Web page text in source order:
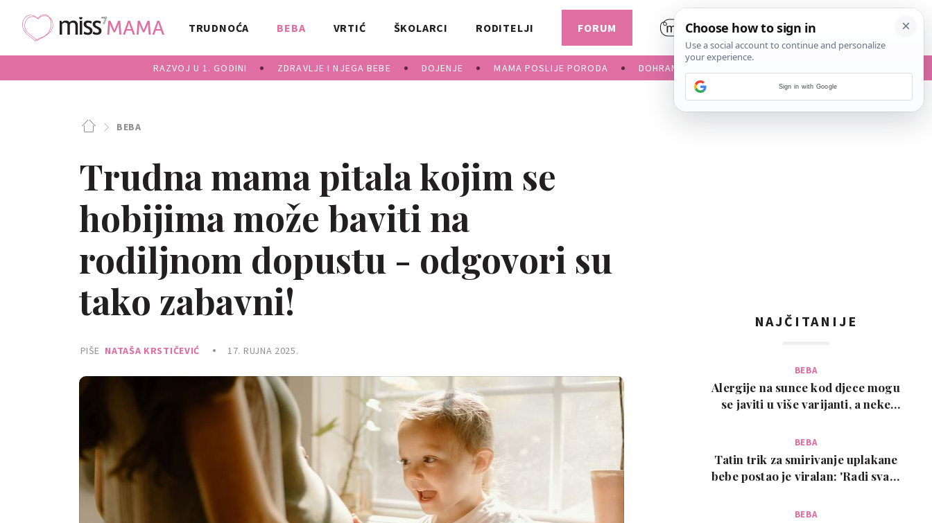
TRUDNOĆA BEBA
RAZVOJ U 1. GODINI ZDRAVLJE I NJEGA BEBE DOJENJE MAMA POSLIJE PORODA DOHRANA
VRTIĆ ŠKOLARCI RODITELJI FORUM
BEBA
Trudna mama pitala kojim se
hobijima može baviti na
rodiljnom dopustu - odgovori su
tako zabavni!
PIŠE NATAŠA KRSTIČEVIĆ 17. RUJNA 2025.
NAJČITANIJE
BEBA
Alergije na sunce kod djece mogu
se javiti u više varijanti, a neke
BEBA
Tatin trik za smirivanje uplakane
bebe postao je viralan: 'Radi svaki
BEBA
Sign in with Google